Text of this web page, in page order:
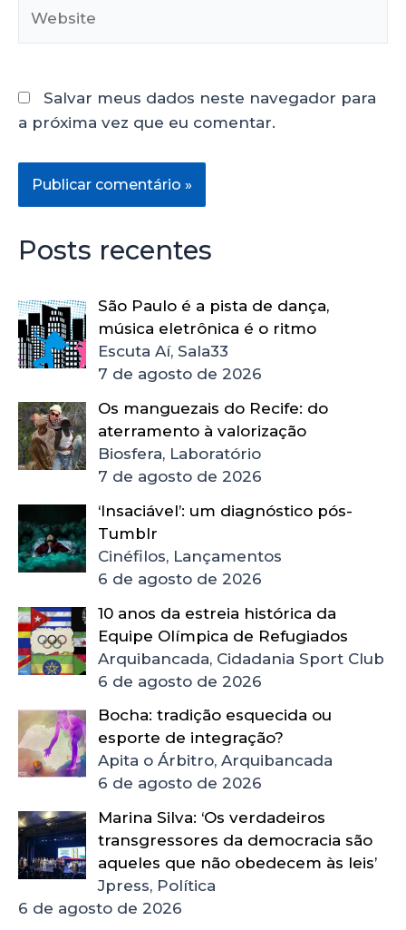
Salvar meus dados neste navegador para
a próxima vez que eu comentar.
Posts recentes
São Paulo é a pista de dança,
música eletrônica é o ritmo
Escuta Aí, Sala33
7 de agosto de 2026
Os manguezais do Recife: do
aterramento à valorização
Biosfera, Laboratório
7 de agosto de 2026
‘Insaciável’: um diagnóstico pós-
Tumblr
Cinéfilos, Lançamentos
6 de agosto de 2026
10 anos da estreia histórica da
Equipe Olímpica de Refugiados
Arquibancada, Cidadania Sport Club
6 de agosto de 2026
Bocha: tradição esquecida ou
esporte de integração?
Apita o Árbitro, Arquibancada
6 de agosto de 2026
Marina Silva: ‘Os verdadeiros
transgressores da democracia são
aqueles que não obedecem às leis’
Jpress, Política
6 de agosto de 2026